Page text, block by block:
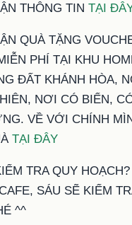
THÔNG TIN TẠI
QUÀ TẶNG
PHÍ TẠI KHU
ĐẤT KHÁNH HÒA,
NƠI CÓ BIỂN,
VỀ VỚI CHÍNH
TẠI ĐÂY
TRA QUY HOẠCH?
SÁU SẼ KIỂM
^^